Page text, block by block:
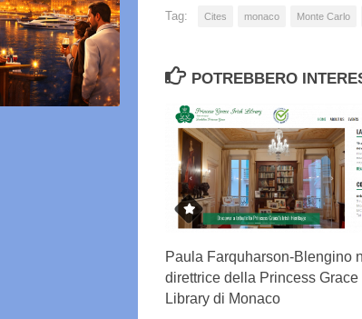
Tag: Cites monaco Monte Carlo
POTREBBERO
Paula Farquharson-Blengino
direttrice della Princess Grace
Library di Monaco